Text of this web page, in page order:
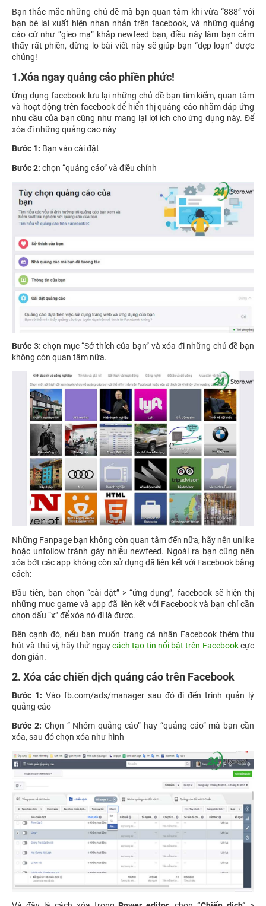
Bạn thắc mắc những chủ đề mà bạn quan tâm khi vừa “888” với
bạn bè lại xuất hiện nhan nhản trên facebook, và những quảng
cáo cứ như “gieo mạ” khắp newfeed bạn, điều này làm bạn cảm
thấy rất phiền, đừng lo bài viết này sẽ giúp bạn “dẹp loạn” được
chúng!
1.Xóa ngay quảng cáo phiền phức!
Ứng dụng facebook lưu lại những chủ đề bạn tìm kiếm, quan tâm
và hoạt động trên facebook để hiển thị quảng cáo nhằm đáp ứng
nhu cầu của bạn cũng như mang lại lợi ích cho ứng dụng này. Để
xóa đi những quảng cao này
Bước 1: Bạn vào cài đặt
Bước 2: chọn “quảng cáo” và điều chỉnh
Bước 3: chọn mục “Sở thích của bạn” và xóa đi những chủ đề bạn
không còn quan tâm nữa.
Những Fanpage bạn không còn quan tâm đến nữa, hãy nên unlike
hoặc unfollow tránh gây nhiễu newfeed. Ngoài ra bạn cũng nên
xóa bớt các app không còn sử dụng đã liên kết với Facebook bằng
cách:
Đầu tiên, bạn chọn “cài đặt” > “ứng dụng”, facebook sẽ hiện thị
những mục game và app đã liên kết với Facebook và bạn chỉ cần
chọn dấu “x” để xóa nó đi là được.
Bên cạnh đó, nếu bạn muốn trang cá nhân Facebook thêm thu
hút và thú vị, hãy thử ngaycách tạo tin nổi bật trên Facebookcực
đơn giản.
2. Xóa các chiến dịch quảng cáo trên Facebook
Bước 1: Vào fb.com/ads/manager sau đó đi đến trình quản lý
quảng cáo
Bước 2: Chọn “ Nhóm quảng cáo” hay “quảng cáo” mà bạn cần
xóa, sau đó chọn xóa như hình